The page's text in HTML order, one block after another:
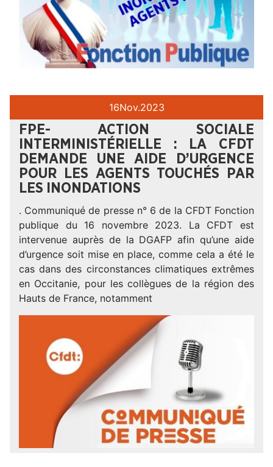
16Nov.2023
FPE- ACTION SOCIALE
INTERMINISTÉRIELLE : LA CFDT
DEMANDE UNE AIDE D’URGENCE
POUR LES AGENTS TOUCHÉS PAR
LES INONDATIONS
. Communiqué de presse n° 6 de la CFDT Fonction
publique du 16 novembre 2023. La CFDT est
intervenue auprès de la DGAFP afin qu’une aide
d’urgence soit mise en place, comme cela a été le
cas dans des circonstances climatiques extrêmes
en Occitanie, pour les collègues de la région des
Hauts de France, notamment